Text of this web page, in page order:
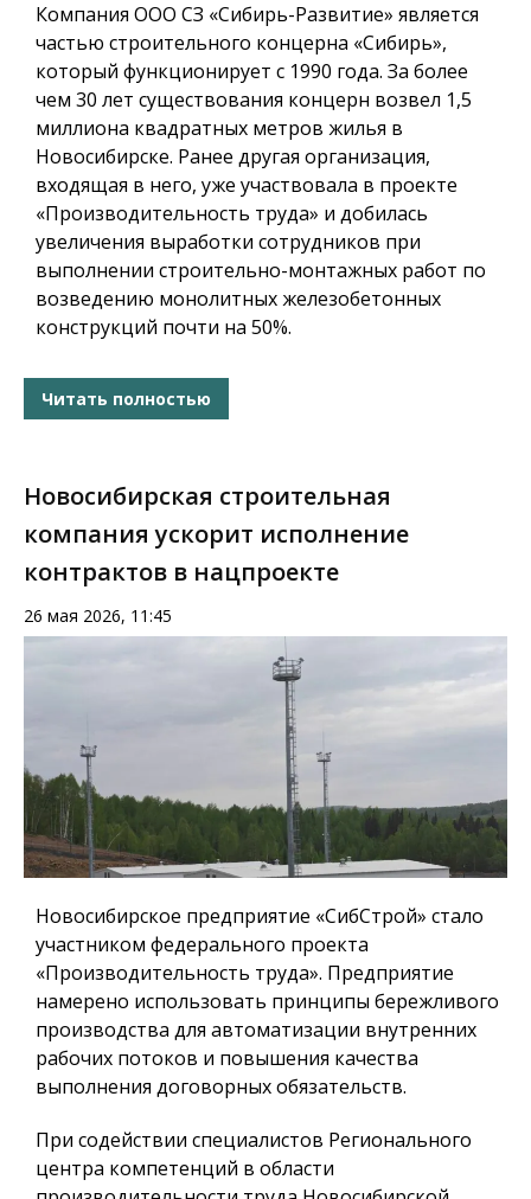
Компания ООО СЗ «Сибирь-Развитие» является
частью строительного концерна «Сибирь»,
который функционирует с 1990 года. За более
чем 30 лет существования концерн возвел 1,5
миллиона квадратных метров жилья в
Новосибирске. Ранее другая организация,
входящая в него, уже участвовала в проекте
«Производительность труда» и добилась
увеличения выработки сотрудников при
выполнении строительно-монтажных работ по
возведению монолитных железобетонных
конструкций почти на 50%.
Читать полностью
Новосибирская строительная
компания ускорит исполнение
контрактов в нацпроекте
26 мая 2026, 11:45
Новосибирское предприятие «СибСтрой» стало
участником федерального проекта
«Производительность труда». Предприятие
намерено использовать принципы бережливого
производства для автоматизации внутренних
рабочих потоков и повышения качества
выполнения договорных обязательств.
При содействии специалистов Регионального
центра компетенций в области